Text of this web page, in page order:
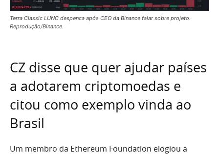
Terra Classic LUNC despenca após CEO da Binance falar sobre projeto.
Reprodução/Binance.
CZ disse que quer ajudar países
a adotarem criptomoedas e
citou como exemplo vinda ao
Brasil
Um membro da Ethereum Foundation elogiou a